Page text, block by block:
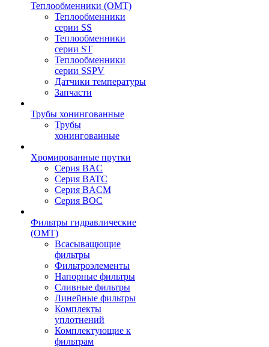
Теплообменники (OMT)
Теплообменники
серии SS
Теплообменники
серии ST
Теплообменники
серии SSPV
Датчики температуры
Запчасти
Трубы хонингованные
Трубы
хонингованные
Хромированные прутки
Серия BAC
Серия BATC
Серия BACM
Серия BOC
Фильтры гидравлические
(OMT)
Всасыващющие
фильтры
Фильтроэлементы
Напорные фильтры
Сливные фильтры
Линейные фильтры
Комплекты
уплотнений
Комплектующие к
фильтрам